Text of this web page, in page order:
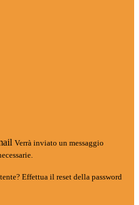
Verrà inviato un messaggio
Effettua il reset della password